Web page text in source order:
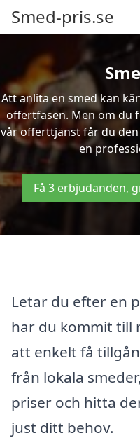
Smed-pris.se
Att anlita en smed kan
offertfasen. Men om du
vår offerttjänst får du
en
Få 3 erbjudanden,
Letar du efter en
har du kommit till
att enkelt få
från lokala
priser och hitta
just ditt behov.